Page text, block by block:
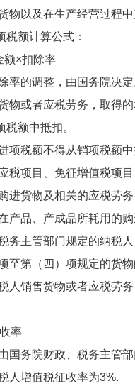
及在生产经营过程中
税额计算公式：
×扣除率
的调整，由国务院决定
者应税劳务，取得的
额中抵扣。
额不得从销项税额中
目、免征增值税项目
货物及相关的应税劳务
品、产成品所耗用的购
主管部门规定的纳税人
（四）项规定的货物
售货物或者应税劳务
率
务院财政、税务主管部
增值税征收率为3%.